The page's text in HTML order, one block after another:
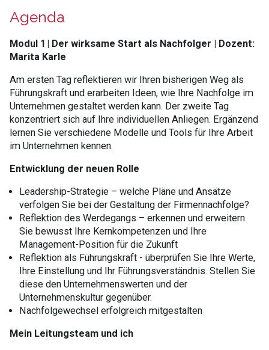
Agenda
Modul 1 | Der wirksame Start als Nachfolger | Dozent:
Marita Karle
​Am ersten Tag reflektieren wir Ihren bisherigen Weg als
Führungskraft und erarbeiten Ideen, wie Ihre Nachfolge im
Unternehmen gestaltet werden kann. Der zweite Tag
konzentriert sich auf Ihre individuellen Anliegen. Ergänzend
lernen Sie verschiedene Modelle und Tools für Ihre Arbeit
im Unternehmen kennen.
Entwicklung der neuen Rolle
​Leadership-Strategie – welche Pläne und Ansätze
verfolgen Sie bei der Gestaltung der Firmennachfolge?
Reflektion des Werdegangs – erkennen und erweitern
Sie bewusst Ihre Kernkompetenzen und Ihre
Management-Position für die Zukunft
Reflektion als Führungskraft - überprüfen Sie Ihre Werte,
Ihre Einstellung und Ihr Führungsverständnis. Stellen Sie
diese den Unternehmenswerten und der
Unternehmenskultur gegenüber.
Nachfolgewechsel erfolgreich mitgestalten
Mein Leitungsteam und ich